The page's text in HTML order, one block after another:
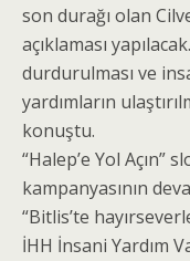
son durağı olan
açıklaması
durdurulması ve
yardımların
konuştu.
“Halep’e Yol Açın”
kampanyasının
“Bitlis’te
İHH İnsani Yardım